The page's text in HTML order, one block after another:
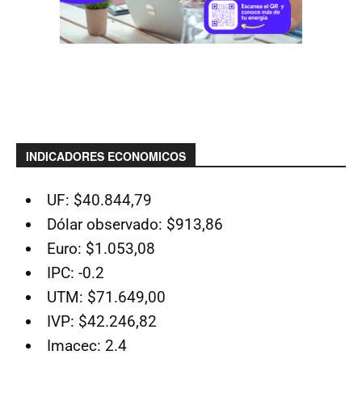
INDICADORES ECONOMICOS
UF: $40.844,79
Dólar observado: $913,86
Euro: $1.053,08
IPC: -0.2
UTM: $71.649,00
IVP: $42.246,82
Imacec: 2.4